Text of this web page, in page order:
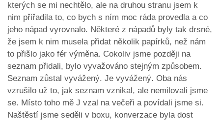
kterých se mi nechtělo, ale na druhou stranu jsem k
nim přiřadila to, co bych s ním moc ráda provedla a co
jeho nápad vyrovnalo. Některé z nápadů byly tak drsné,
že jsem k nim musela přidat několik papírků, než nám
to přišlo jako fér výměna. Cokoliv jsme později na
seznam přidali, bylo vyvažováno stejným způsobem.
Seznam zůstal vyvážený. Je vyvážený. Oba nás
vzrušilo už to, jak seznam vznikal, ale nemilovali jsme
se. Místo toho mě J vzal na večeři a povídali jsme si.
Naštěstí jsme seděli v boxu, konverzace byla dost